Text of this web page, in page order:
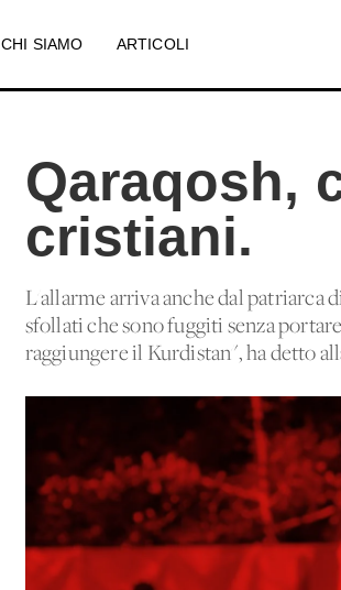
CHI SIAMO ARTICOLI
Qaraqosh,
cristiani.
L'allarme arriva anche dal patriarca
sfollati che sono fuggiti senza
raggiungere il Kurdistan", ha detto